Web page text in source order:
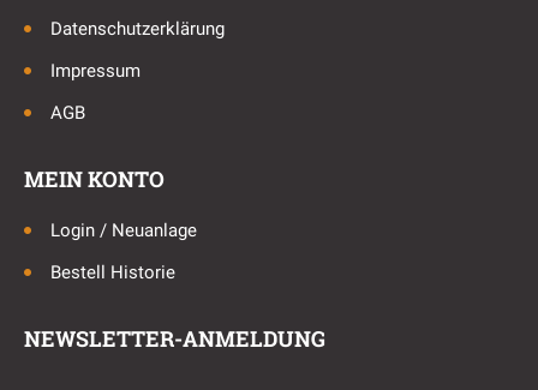
Datenschutzerklärung
Impressum
AGB
MEIN KONTO
Login / Neuanlage
Bestell Historie
NEWSLETTER-ANMELDUNG